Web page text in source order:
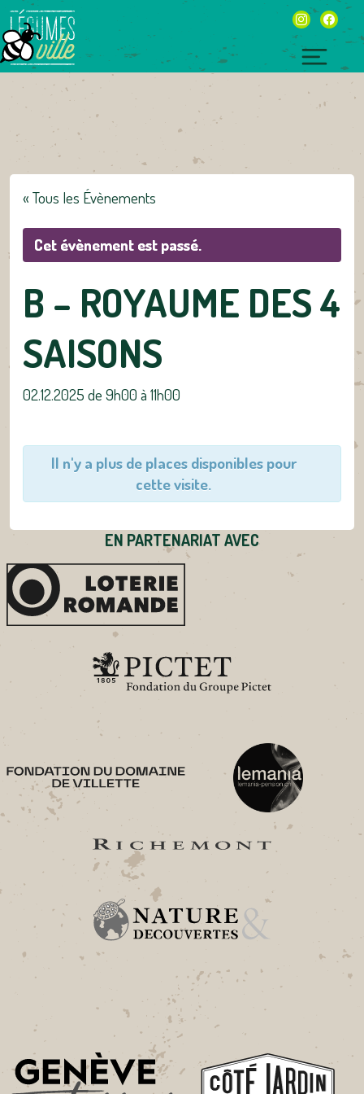
Skip
to
content
instagram
« Tous les Évènements
Cet évènement est passé.
B – ROYAUME DES 4
SAISONS
02.12.2025 de 9h00 à 11h00
Il n'y a plus de places disponibles pour
cette visite.
EN PARTENARIAT AVEC